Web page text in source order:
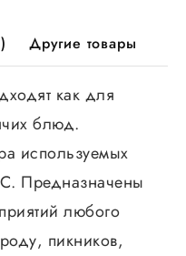
Другие товары
как для
блюд.
используемых
Предназначены
любого
пикников,